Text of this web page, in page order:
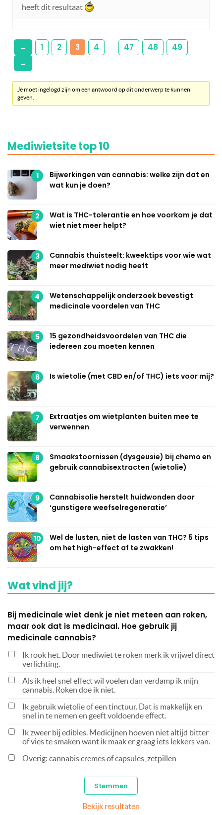
heeft dit resultaat
← 1 2 3 4 47 48
49
→
Je moet ingelogd zijn om een antwoord op dit onderwerp te kunnen
geven.
Mediwietsite top 10
1
Bijwerkingen van cannabis: welke zijn dat en
wat kun je doen?
2
Wat is THC-tolerantie en hoe voorkom je dat
wiet niet meer helpt?
3
Cannabis thuisteelt: kweektips voor wie wat
meer mediwiet nodig heeft
4
Wetenschappelijk onderzoek bevestigt
medicinale voordelen van THC
5
15 gezondheidsvoordelen van THC die
iedereen zou moeten kennen
6 Is wietolie (met CBD en/of THC) iets voor mij?
7
Extraatjes om wietplanten buiten mee te
verwennen
8
Smaakstoornissen (dysgeusie) bij chemo en
gebruik cannabisextracten (wietolie)
9
Cannabisolie herstelt huidwonden door
‘gunstigere weefselregeneratie’
10
Wel de lusten, niet de lasten van THC? 5 tips
om het high-effect af te zwakken!
Wat vind jij?
Bij medicinale wiet denk je niet meteen aan roken,
maar ook dat is medicinaal. Hoe gebruik jij
medicinale cannabis?
Ik rook het. Door mediwiet te roken merk ik vrijwel direct
verlichting.
Als ik heel snel effect wil voelen dan verdamp ik mijn
cannabis. Roken doe ik niet.
Ik gebruik wietolie of een tinctuur. Dat is makkelijk en
snel in te nemen en geeft voldoende effect.
Ik zweer bij edibles. Medicijnen hoeven niet altijd bitter
of vies te smaken want ik maak er graag iets lekkers van.
Overig: cannabis cremes of capsules, zetpillen
Bekijk resultaten